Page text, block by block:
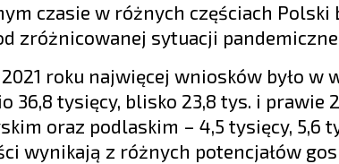
czasie w różnych częściach Polski
zróżnicowanej sytuacji
roku najwięcej wniosków było w
36,8 tysięcy, blisko 23,8 tys. i prawie
oraz podlaskim – 4,5 tysięcy, 5,6
wynikają z różnych potencjałów